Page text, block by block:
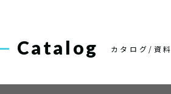
Catalog カタログ/資料